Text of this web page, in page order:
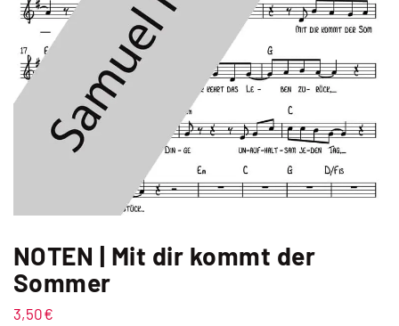
NOTEN | Mit dir kommt der
Sommer
3,50€